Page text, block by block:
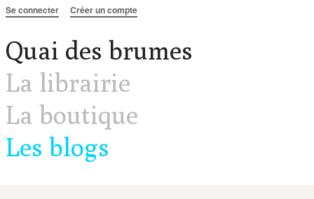
Aller au contenu
Se connecter Créer un compte
La librairie
La boutique
Les blogs
Quai des brumes